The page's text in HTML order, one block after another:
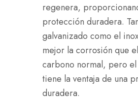
regenera,
protección duradera.
galvanizado como el
mejor la corrosión que
carbono normal, pero
tiene la ventaja de una
duradera.